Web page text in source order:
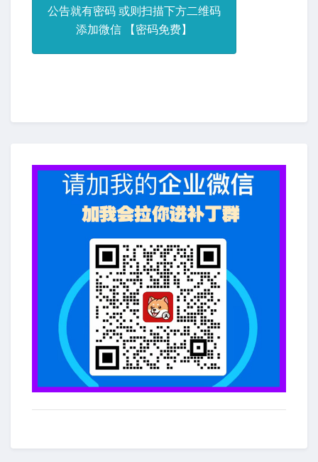
公告就有密码 或则扫描下方二维码
添加微信 【密码免费】